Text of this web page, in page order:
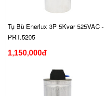
Tụ Bù Enerlux 3P 5Kvar 525VAC -
PRT.5205
1,150,000đ